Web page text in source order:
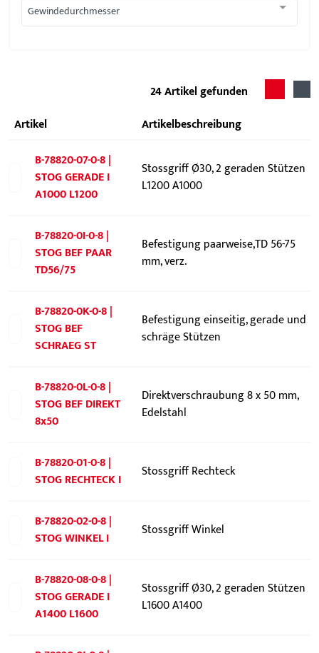
Gewindedurchmesser
24Artikel gefunden
Artikel
Artikelbeschreibung
B-78820-07-0-8 |
STOG GERADE I
A1000 L1200
Stossgriff Ø30, 2 geraden Stützen
L1200 A1000
B-78820-0I-0-8 |
STOG BEF PAAR
TD56/75
Befestigung paarweise,TD 56-75
mm, verz.
B-78820-0K-0-8 |
STOG BEF
SCHRAEG ST
Befestigung einseitig, gerade und
schräge Stützen
B-78820-0L-0-8 |
STOG BEF DIREKT
8x50
Direktverschraubung 8 x 50 mm,
Edelstahl
B-78820-01-0-8 |
STOG RECHTECK I
Stossgriff Rechteck
B-78820-02-0-8 |
STOG WINKEL I
Stossgriff Winkel
B-78820-08-0-8 |
STOG GERADE I
A1400 L1600
Stossgriff Ø30, 2 geraden Stützen
L1600 A1400